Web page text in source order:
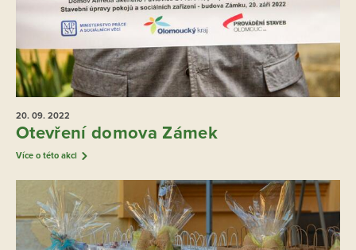
20. 09. 2022
Otevření domova Zámek
Více o této akci